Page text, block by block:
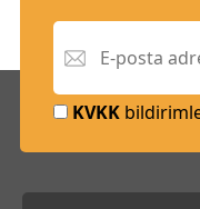
KVKK